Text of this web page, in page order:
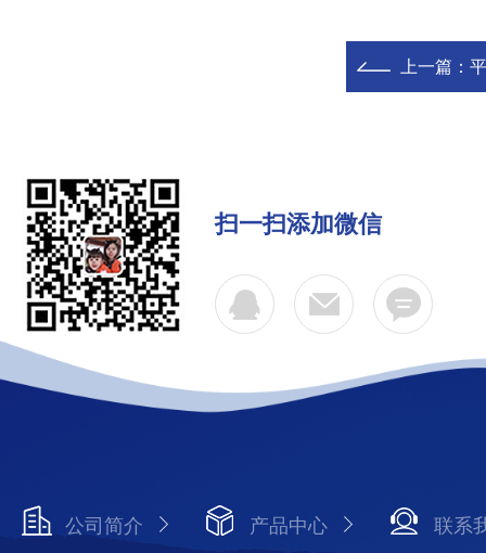
上一篇：
扫一扫添加微信
公司简介 产品中心 联系